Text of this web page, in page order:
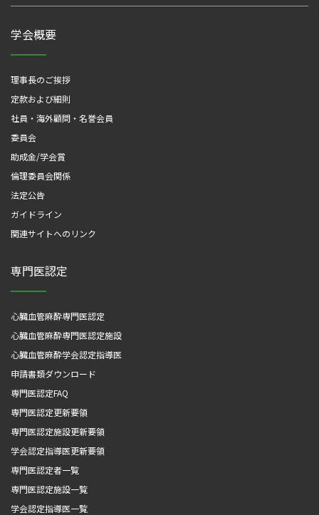
学会概要
理事長のご挨拶
定款および細則
社員・海外顧問・名誉会員
委員会
助成金/学会賞
倫理委員会関係
法定公告
ガイドライン
関連サイトへのリンク
専門医認定
心臓血管麻酔専門医認定
心臓血管麻酔専門医認定施設
心臓血管麻酔学会認定指導医
申請書類ダウンロード
専門医認定FAQ
専門医認定更新要領
専門医認定施設更新要領
学会認定指導医更新要領
専門医認定者一覧
専門医認定施設一覧
学会認定指導医一覧